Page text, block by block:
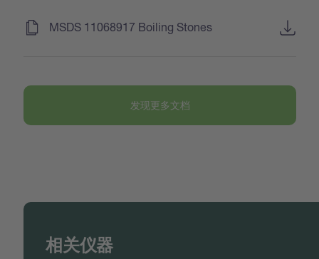
MSDS 11068917 Boiling Stones
发现更多文档
相关仪器